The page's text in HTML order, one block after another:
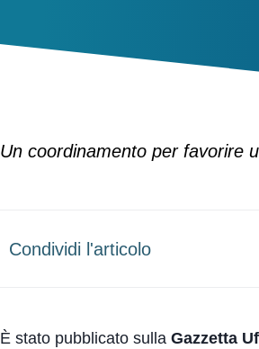
Un coordinamento per favorire
Condividi l'articolo
È stato pubblicato sulla Gazzetta